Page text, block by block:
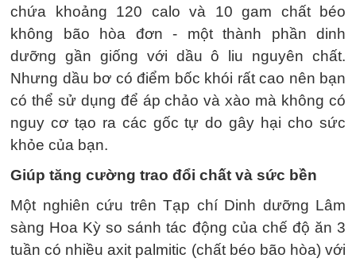
chứa khoảng 120 calo và 10 gam chất béo
không bão hòa đơn - một thành phần dinh
dưỡng gần giống với dầu ô liu nguyên chất.
Nhưng dầu bơ có điểm bốc khói rất cao nên bạn
có thể sử dụng để áp chảo và xào mà không có
nguy cơ tạo ra các gốc tự do gây hại cho sức
khỏe của bạn.
Giúp tăng cường trao đổi chất và sức bền
Một nghiên cứu trên Tạp chí Dinh dưỡng Lâm
sàng Hoa Kỳ so sánh tác động của chế độ ăn 3
tuần có nhiều axit palmitic (chất béo bão hòa) với